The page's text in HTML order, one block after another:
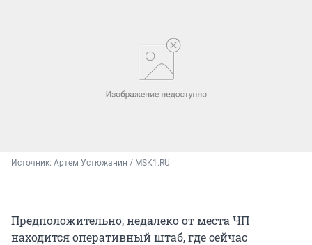
Источник: Артем Устюжанин / MSK1.RU
Предположительно, недалеко от места ЧП
находится оперативный штаб, где сейчас